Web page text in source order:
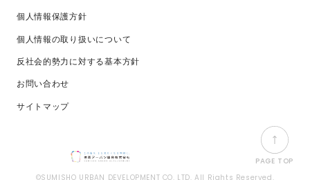
PAGE TOP
個人情報保護方針
個人情報の取り扱いについて
反社会的勢力に対する基本方針
お問い合わせ
サイトマップ
©SUMISHO URBAN DEVELOPMENT CO. LTD. All Rights Reserved.